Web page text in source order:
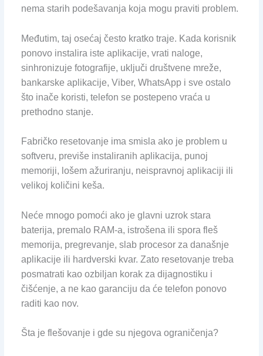
nema starih podešavanja koja mogu praviti problem.
Međutim, taj osećaj često kratko traje. Kada korisnik
ponovo instalira iste aplikacije, vrati naloge,
sinhronizuje fotografije, uključi društvene mreže,
bankarske aplikacije, Viber, WhatsApp i sve ostalo
što inače koristi, telefon se postepeno vraća u
prethodno stanje.
Fabričko resetovanje ima smisla ako je problem u
softveru, previše instaliranih aplikacija, punoj
memoriji, lošem ažuriranju, neispravnoj aplikaciji ili
velikoj količini keša.
Neće mnogo pomoći ako je glavni uzrok stara
baterija, premalo RAM-a, istrošena ili spora fleš
memorija, pregrevanje, slab procesor za današnje
aplikacije ili hardverski kvar. Zato resetovanje treba
posmatrati kao ozbiljan korak za dijagnostiku i
čišćenje, a ne kao garanciju da će telefon ponovo
raditi kao nov.
Šta je flešovanje i gde su njegova ograničenja?